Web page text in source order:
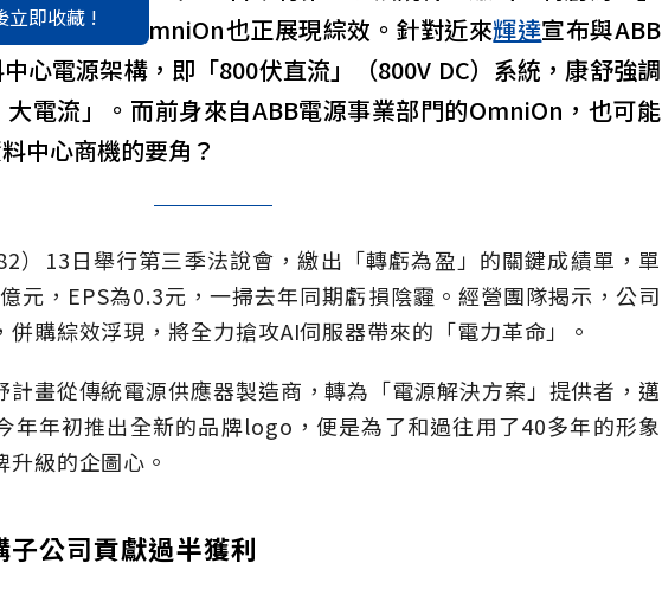
立即收藏 !
的子公司OmniOn也正展現綜效。針對近來輝達宣布與ABB
心電源架構，即「800伏直流」（800V DC）系統，康舒強調
電流」。而前身來自ABB電源事業部門的OmniOn，也可能
中心商機的要角？
）13日舉行第三季法說會，繳出「轉虧為盈」的關鍵成績單，單
元，EPS為0.3元，一掃去年同期虧損陰霾。經營團隊揭示，公司
購綜效浮現，將全力搶攻AI伺服器帶來的「電力革命」。
畫從傳統電源供應器製造商，轉為「電源解決方案」提供者，邁
年年初推出全新的品牌logo，便是為了和過往用了40多年的形象
級的企圖心。
子公司貢獻過半獲利